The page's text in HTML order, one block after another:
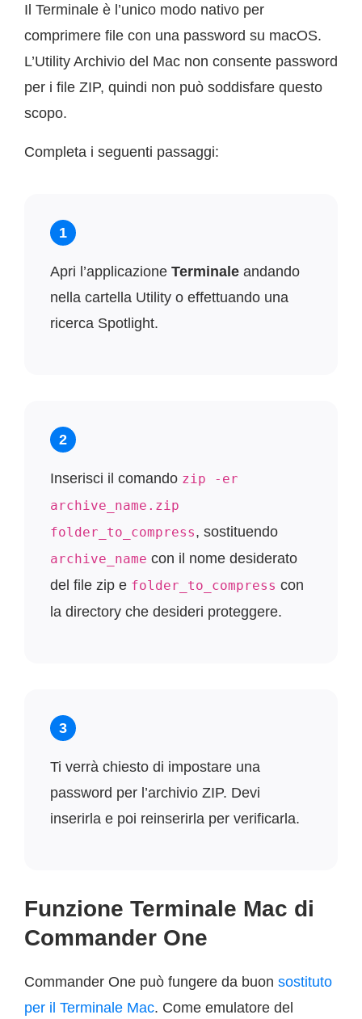
Il Terminale è l’unico modo nativo per
comprimere file con una password su macOS.
L’Utility Archivio del Mac non consente password
per i file ZIP, quindi non può soddisfare questo
scopo.
Completa i seguenti passaggi:
1
Apri l’applicazione Terminale andando
nella cartella Utility o effettuando una
ricerca Spotlight.
2
Inserisci il comando zip -er
archive_name.zip
folder_to_compress, sostituendo
archive_name con il nome desiderato
del file zip e folder_to_compress con
la directory che desideri proteggere.
3
Ti verrà chiesto di impostare una
password per l’archivio ZIP. Devi
inserirla e poi reinserirla per verificarla.
Funzione Terminale Mac di
Commander One
Commander One può fungere da buon sostituto
per il Terminale Mac. Come emulatore del